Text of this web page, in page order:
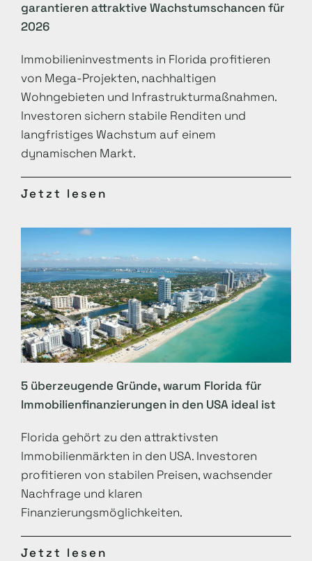
garantieren attraktive Wachstumschancen für
2026
Immobilieninvestments in Florida profitieren
von Mega-Projekten, nachhaltigen
Wohngebieten und Infrastrukturmaßnahmen.
Investoren sichern stabile Renditen und
langfristiges Wachstum auf einem
dynamischen Markt.
Jetzt lesen
5 überzeugende Gründe, warum Florida für
Immobilienfinanzierungen in den USA ideal ist
Florida gehört zu den attraktivsten
Immobilienmärkten in den USA. Investoren
profitieren von stabilen Preisen, wachsender
Nachfrage und klaren
Finanzierungsmöglichkeiten.
Jetzt lesen